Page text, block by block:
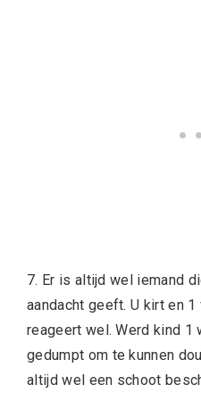
7. Er is altijd wel iemand
aandacht geeft. U kirt en 1
reageert wel. Werd kind 1
gedumpt om te kunnen
altijd wel een schoot